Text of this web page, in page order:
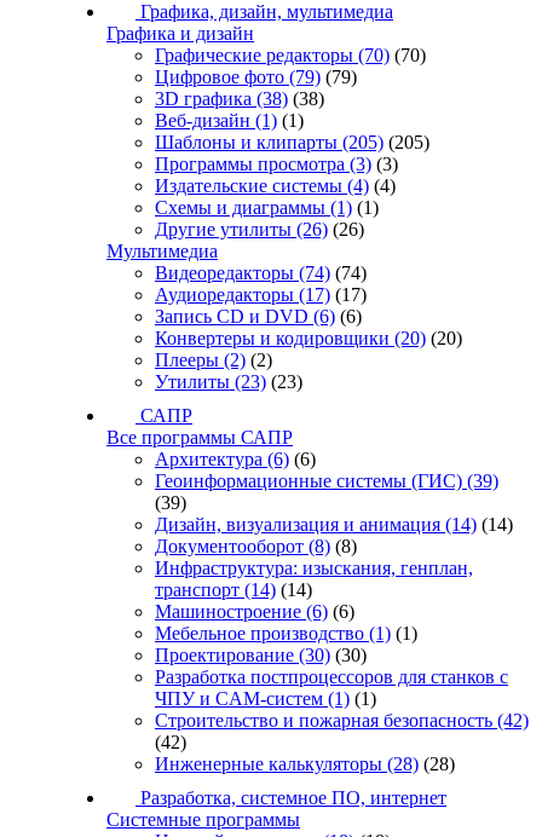
Графика, дизайн, мультимедиа
Графика и дизайн
Графические редакторы (70) (70)
Цифровое фото (79) (79)
3D графика (38) (38)
Веб-дизайн (1) (1)
Шаблоны и клипарты (205) (205)
Программы просмотра (3) (3)
Издательские системы (4) (4)
Схемы и диаграммы (1) (1)
Другие утилиты (26) (26)
Мультимедиа
Видеоредакторы (74) (74)
Аудиоредакторы (17) (17)
Запись CD и DVD (6) (6)
Конвертеры и кодировщики (20) (20)
Плееры (2) (2)
Утилиты (23) (23)
САПР
Все программы САПР
Архитектура (6) (6)
Геоинформационные системы (ГИС) (39)
(39)
Дизайн, визуализация и анимация (14) (14)
Документооборот (8) (8)
Инфраструктура: изыскания, генплан,
транспорт (14) (14)
Машиностроение (6) (6)
Мебельное производство (1) (1)
Проектирование (30) (30)
Разработка постпроцессоров для станков с
ЧПУ и CAM-систем (1) (1)
Строительство и пожарная безопасность (42)
(42)
Инженерные калькуляторы (28) (28)
Разработка, системное ПО, интернет
Системные программы